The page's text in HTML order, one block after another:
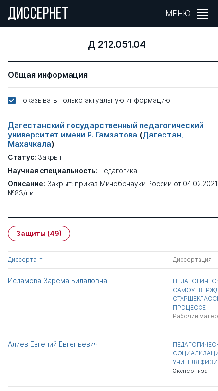
ДИССЕРНЕТ МЕНЮ
Д 212.051.04
Общая информация
Показывать только актуальную информацию
Дагестанский государственный педагогический
университет имени Р. Гамзатова (Дагестан,
Махачкала)
Статус: Закрыт
Научная специальность: Педагогика
Описание: Закрыт: приказ Минобрнауки России от 04.02.2021
№83/нк
Защиты (49)
Диссертант Диссертация
Исламова Зарема Билаловна
ПРОЦЕССЕ
Рабочий
Алиев Евгений Евгеньевич
УЧИТЕЛЯ
Экспертиза